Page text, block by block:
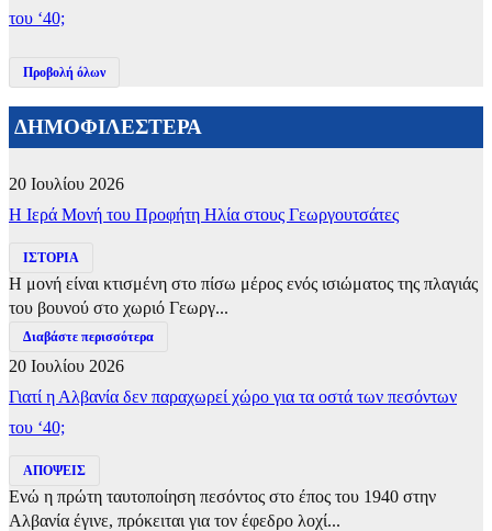
του ‘40;
Προβολή όλων
ΔΗΜΟΦΙΛΕΣΤΕΡΑ
20 Ιουλίου 2026
​Η Ιερά Μονή του Προφήτη Ηλία στους Γεωργουτσάτες
ΙΣΤΟΡΙΑ
Η μονή είναι κτισμένη στο πίσω μέρος ενός ισιώματος της πλαγιάς
του βουνού στο χωριό Γεωργ...
Διαβάστε περισσότερα
20 Ιουλίου 2026
Γιατί η Αλβανία δεν παραχωρεί χώρο για τα οστά των πεσόντων
του ‘40;
ΑΠΟΨΕΙΣ
Ενώ η πρώτη ταυτοποίηση πεσόντος στο έπος του 1940 στην
Αλβανία έγινε, πρόκειται για τον έφεδρο λοχί...